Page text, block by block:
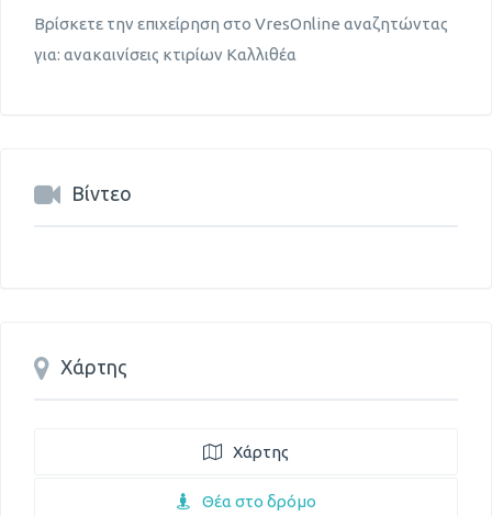
Βρίσκετε την επιχείρηση στο VresOnline αναζητώντας
για: ανακαινίσεις κτιρίων Καλλιθέα
Βίντεο
Χάρτης
Χάρτης
Θέα στο δρόμο